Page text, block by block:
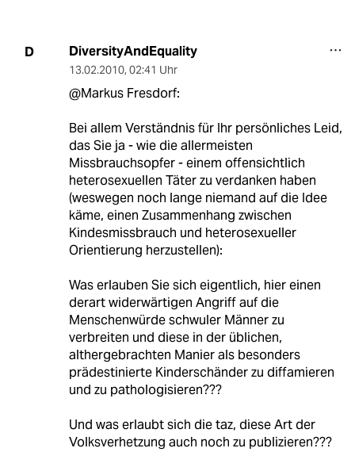
D DiversityAndEquality
13.02.2010, 02:41 Uhr
@Markus Fresdorf:
Bei allem Verständnis für Ihr persönliches Leid,
das Sie ja - wie die allermeisten
Missbrauchsopfer - einem offensichtlich
heterosexuellen Täter zu verdanken haben
(weswegen noch lange niemand auf die Idee
käme, einen Zusammenhang zwischen
Kindesmissbrauch und heterosexueller
Orientierung herzustellen):
Was erlauben Sie sich eigentlich, hier einen
derart widerwärtigen Angriff auf die
Menschenwürde schwuler Männer zu
verbreiten und diese in der üblichen,
althergebrachten Manier als besonders
prädestinierte Kinderschänder zu diffamieren
und zu pathologisieren???
Und was erlaubt sich die taz, diese Art der
Volksverhetzung auch noch zu publizieren???